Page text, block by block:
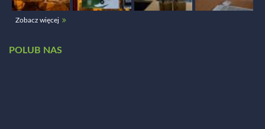
Zobacz więcej
POLUB NAS